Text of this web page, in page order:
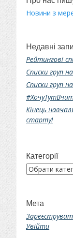
Новини з
Недавні
Рейтингові
Списки груп
Списки груп
Кінець
старту!
Категорії
Категорії
Мета
Увійти